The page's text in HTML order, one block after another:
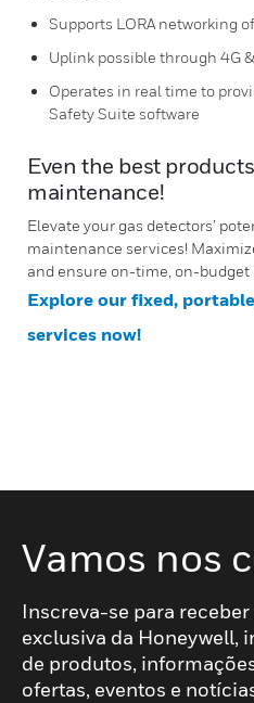
Supports LORA networking
Uplink possible through 4G
Operates in real time to
Safety Suite software
Even the best
maintenance!
Elevate your gas detectors’
maintenance services!
and ensure on-time, on-budget
Explore our fixed,
services now!
Vamos nos
Inscreva-se para
exclusiva da Honeywell,
de produtos,
ofertas, eventos e